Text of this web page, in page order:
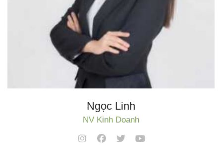
Ngọc Linh
NV Kinh Doanh